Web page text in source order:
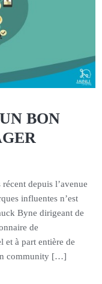
BON
depuis l’avenue
influentes n’est
Byne dirigeant de
de
et à part entière de
community […]